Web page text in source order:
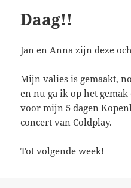
Daag!!
Jan en Anna zijn deze
Mijn valies is gemaakt,
en nu ga ik op het
voor mijn 5 dagen
concert van Coldplay.
Tot volgende week!